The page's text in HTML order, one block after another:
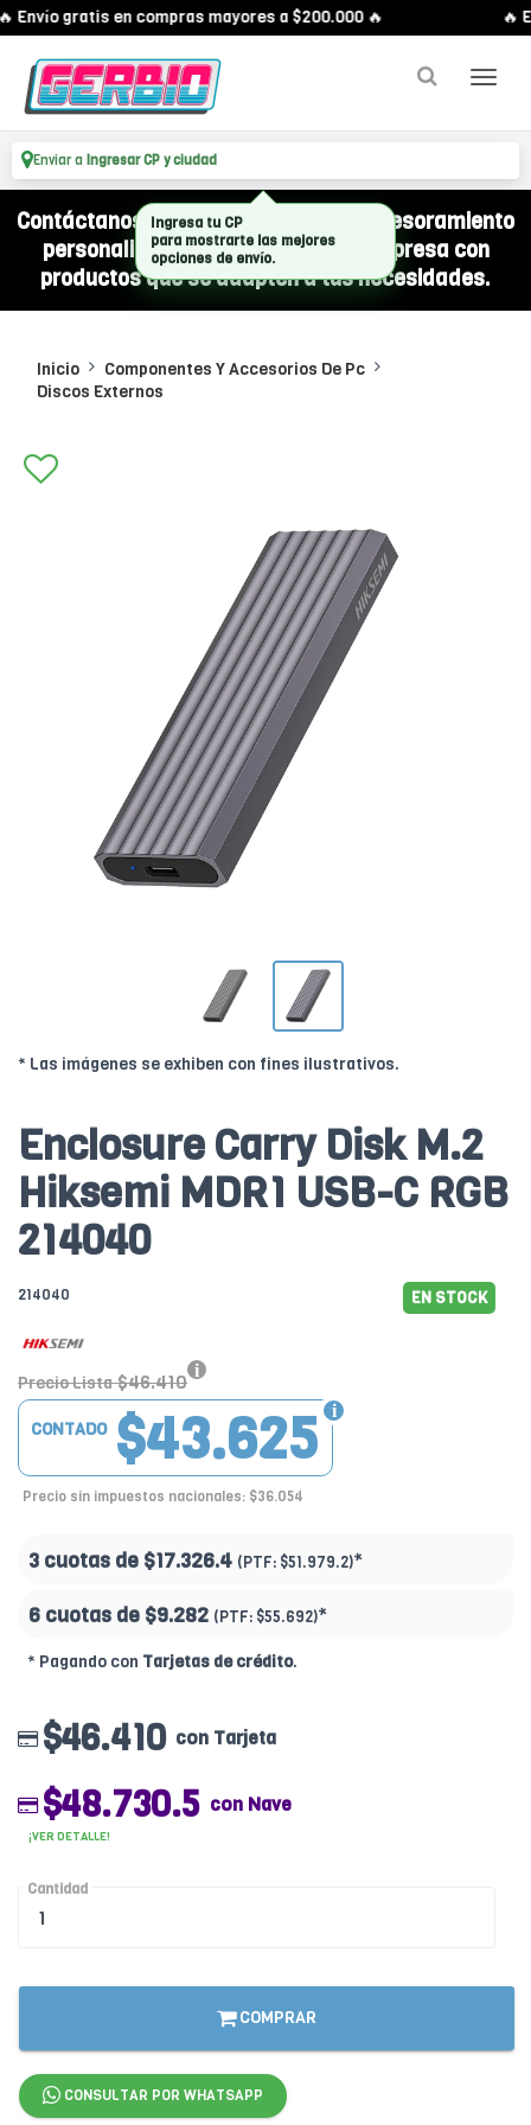
Envío gratis en compras mayores a $200.000 🔥 🔥
Enviar a Ingresar CP y ciudad
Contáctanos por WhatsApp y recibí asesoramiento
personalizado para equipar a tu empresa con
productos que se adapten a tus necesidades.
Inicio
Componentes Y Accesorios De Pc
Discos Externos
* Las imágenes se exhiben con fines ilustrativos.
Enclosure Carry Disk M.2
Hiksemi MDR1 USB-C RGB
214040
214040 EN STOCK
Precio Lista $46.410
$43.625
CONTADO
Precio sin impuestos nacionales: $36.054
3 cuotas de $17.326.4 (PTF: $51.979.2)*
6 cuotas de $9.282 (PTF: $55.692)*
* Pagando con Tarjetas de crédito.
$46.410 con Tarjeta
$48.730.5 con Nave
¡VER DETALLE!
Cantidad
COMPRAR
CONSULTAR POR WHATSAPP
Ingresa tu CP
para mostrarte las mejores
opciones de envío.